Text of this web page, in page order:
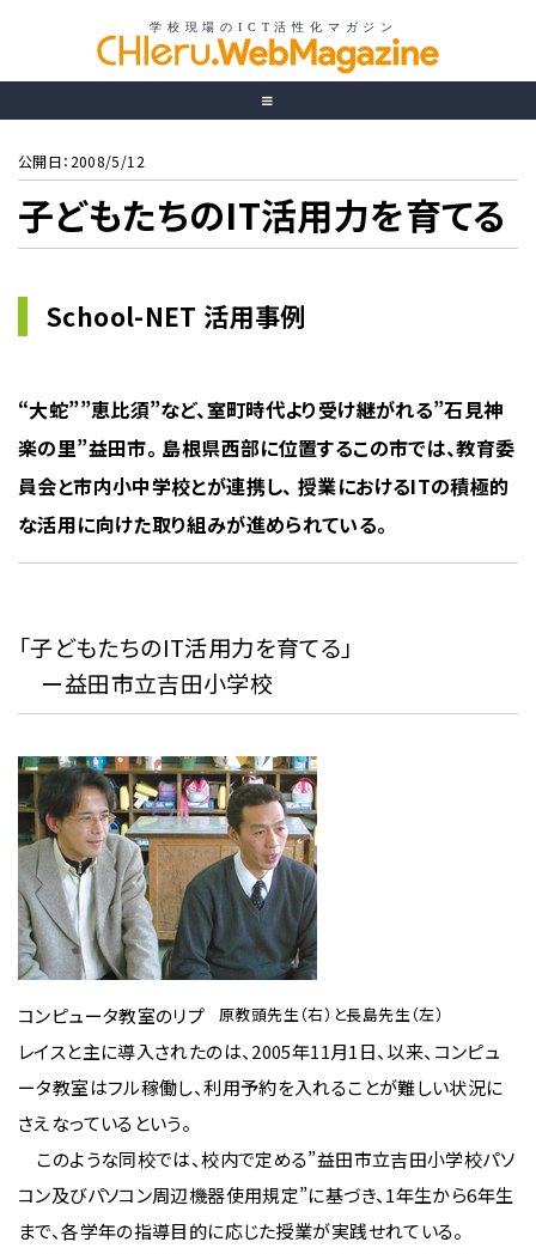
公開日：2008/5/12
子どもたちのIT活用力を育てる
School-NET 活用事例
“大蛇””恵比須”など、室町時代より受け継がれる”石見神
楽の里”益田市。 島根県西部に位置するこの市では、教育委
員会と市内小中学校とが連携し、 授業におけるITの積極的
な活用に向けた取り組みが進められている。
「子どもたちのIT活用力を育てる」
ー益田市立吉田小学校
原教頭先生（右）と長島先生（左）
コンピュータ教室のリプ
レイスと主に導入されたのは、2005年11月1日、以来、コンピュ
ータ教室はフル稼働し、利用予約を入れることが難しい状況に
さえなっているという。
このような同校では、校内で定める”益田市立吉田小学校パソ
コン及びパソコン周辺機器使用規定”に基づき、1年生から6年生
まで、各学年の指導目的に応じた授業が実践せれている。